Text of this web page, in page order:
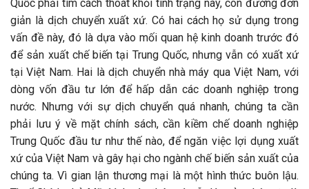
Quốc phải tìm cách thoát khỏi tình trạng này, con đường đơn
giản là dịch chuyển xuất xứ. Có hai cách họ sử dụng trong
vấn đề này, đó là dựa vào mối quan hệ kinh doanh trước đó
để sản xuất chế biến tại Trung Quốc, nhưng vẫn có xuất xứ
tại Việt Nam. Hai là dịch chuyển nhà máy qua Việt Nam, với
dòng vốn đầu tư lớn để hấp dẫn các doanh nghiệp trong
nước. Nhưng với sự dịch chuyển quá nhanh, chúng ta cần
phải lưu ý về mặt chính sách, cần kiềm chế doanh nghiệp
Trung Quốc đầu tư như thế nào, để ngăn việc lợi dụng xuất
xứ của Việt Nam và gây hại cho ngành chế biến sản xuất của
chúng ta. Vì gian lận thương mại là một hình thức buôn lậu.